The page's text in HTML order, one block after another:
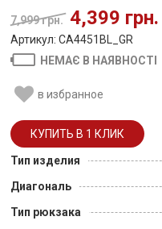
7,999 грн. 4,399 грн.
Артикул: CA4451BL_GR
НЕМАЄ В НАЯВНОСТІ
в избранное
Тип изделия
Диагональ
Тип рюкзака